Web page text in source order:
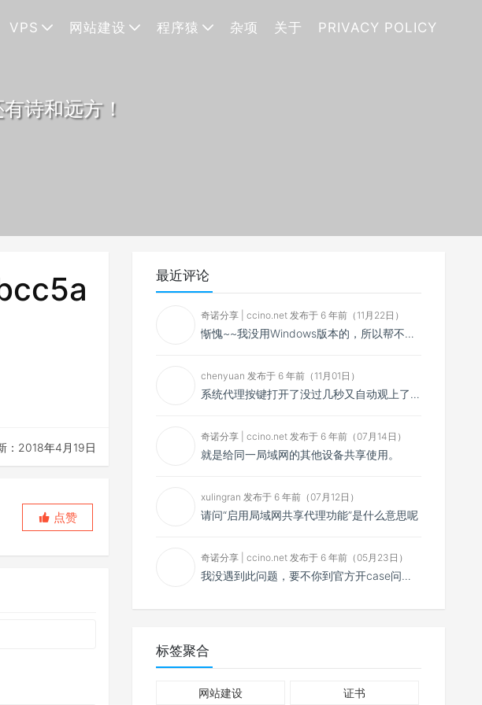
VPS 网站建设 程序猿 杂项 关于 PRIVACY POLICY
诗和远方！
：2018年4月19日
点赞
最近评论
奇诺分享 | ccino.net 发布于 6 年前（11月22日）
惭愧~~我没用Windows版本的，所以帮不了你~~
chenyuan 发布于 6 年前（11月01日）
系统代理按键打开了没过几秒又自动观上了，导致一直打开不了，是什么问题呢？感谢大佬，请帮帮忙！谢谢！
奇诺分享 | ccino.net 发布于 6 年前（07月14日）
就是给同一局域网的其他设备共享使用。
xulingran 发布于 6 年前（07月12日）
请问“启用局域网共享代理功能”是什么意思呢
奇诺分享 | ccino.net 发布于 6 年前（05月23日）
我没遇到此问题，要不你到官方开case问问看？
标签聚合
网站建设 证书